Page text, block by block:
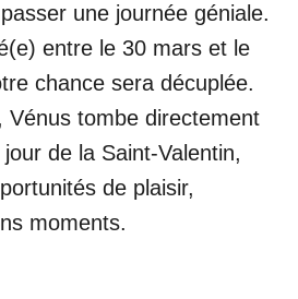
une journée géniale.
entre le 30 mars et le
chance sera décuplée.
Vénus tombe directement
de la Saint-Valentin,
de plaisir,
moments.